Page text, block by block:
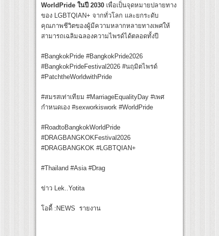
WorldPride ในปี 2030 เพื่อเป็นจุดหมายปลายทาง
ของ LGBTQIAN+ จากทั่วโลก และยกระดับ
คุณภาพชีวิตของผู้มีความหลากหลายทางเพศให้
สามารถเฉลิมฉลองความไพรด์ได้ตลอดทั้งปี
#BangkokPride #BangkokPride2026
#BangkokPrideFestival2026 #นฤมิตไพรด์
#PatchtheWorldwithPride
#สมรสเท่าเทียม #MarriageEqualityDay #เพศ
กำหนดเอง #sexworkiswork #WorldPride
#RoadtoBangkokWorldPride
#DRAGBANGKOKFestival2026
#DRAGBANGKOK #LGBTQIAN+
#Thailand #Asia #Drag
ข่าว Lek..Yotita
โอดี้ :NEWS รายงาน